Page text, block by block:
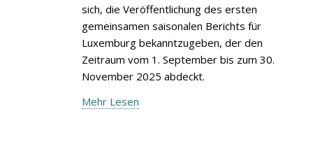
sich, die Veröffentlichung des ersten
gemeinsamen saisonalen Berichts für
Luxemburg bekanntzugeben, der den
Zeitraum vom 1. September bis zum 30.
November 2025 abdeckt.
Mehr Lesen